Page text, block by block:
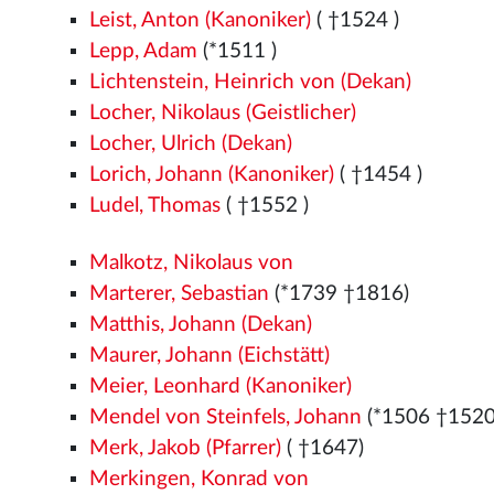
Leist, Anton (Kanoniker) ( †1524 )
Lepp, Adam (*1511 )
Lichtenstein, Heinrich von (Dekan)
Locher, Nikolaus (Geistlicher)
Locher, Ulrich (Dekan)
Lorich, Johann (Kanoniker) ( †1454 )
Ludel, Thomas ( †1552 )
Malkotz, Nikolaus von
Marterer, Sebastian (*1739 †1816)
Matthis, Johann (Dekan)
Maurer, Johann (Eichstätt)
Meier, Leonhard (Kanoniker)
Mendel von Steinfels, Johann (*1506
Merk, Jakob (Pfarrer) ( †1647)
Merkingen, Konrad von